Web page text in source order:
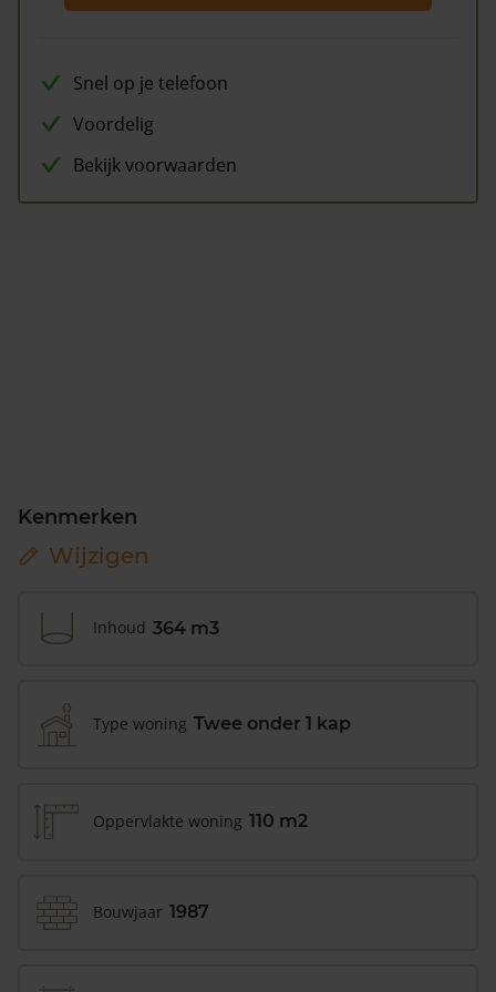
Snel op je telefoon
Voordelig
Bekijk voorwaarden
Kenmerken
Wijzigen
Inhoud 364 m3
Type woning Twee onder 1 kap
Oppervlakte woning 110 m2
Bouwjaar 1987